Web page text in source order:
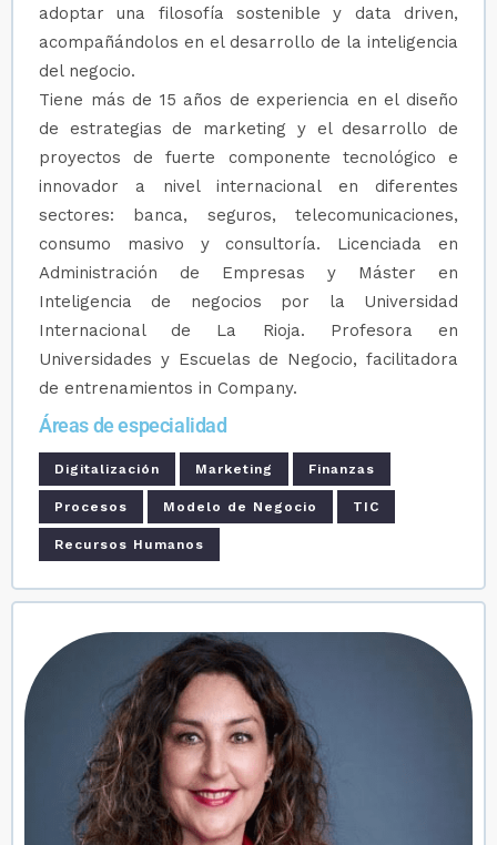
adoptar una filosofía sostenible y data driven,
acompañándolos en el desarrollo de la inteligencia
del negocio.
Tiene más de 15 años de experiencia en el diseño
de estrategias de marketing y el desarrollo de
proyectos de fuerte componente tecnológico e
innovador a nivel internacional en diferentes
sectores: banca, seguros, telecomunicaciones,
consumo masivo y consultoría. Licenciada en
Administración de Empresas y Máster en
Inteligencia de negocios por la Universidad
Internacional de La Rioja. Profesora en
Universidades y Escuelas de Negocio, facilitadora
de entrenamientos in Company.
Áreas de especialidad
Digitalización Marketing Finanzas
Procesos Modelo de Negocio TIC
Recursos Humanos